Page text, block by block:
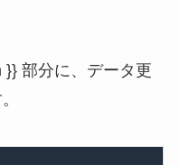
部分に、データ更